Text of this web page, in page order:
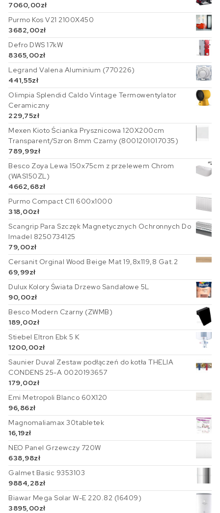
7060,00zł
Purmo Kos V21 2100X450
3682,00zł
Defro DWS 17kW
8365,00zł
Legrand Valena Aluminium (770226)
441,55zł
Olimpia Splendid Caldo Vintage Termowentylator
Ceramiczny
229,75zł
Mexen Kioto Ścianka Prysznicowa 120X200cm
Transparent/Szron 8mm Czarny (8001201017035)
789,99zł
Besco Zoya Lewa 150x75cm z przelewem Chrom
(WAS150ZL)
4662,68zł
Purmo Compact C11 600x1000
318,00zł
Scangrip Para Szczęk Magnetycznych Ochronnych Do
Imadel 8250734125
79,00zł
Cersanit Orginal Wood Beige Mat 19,8x119,8 Gat.2
69,99zł
Dulux Kolory Świata Drzewo Sandałowe 5L
90,00zł
Besco Modern Czarny (ZWMB)
189,00zł
Stiebel Eltron Ebk 5 K
1200,00zł
Saunier Duval Zestaw podłączeń do kotła THELIA
CONDENS 25-A 0020193657
179,00zł
Emi Metropoli Blanco 60X120
96,86zł
Magnomaliamax 30tabletek
16,19zł
NEO Panel Grzewczy 720W
638,98zł
Galmet Basic 9353103
9884,28zł
Biawar Mega Solar W-E 220.82 (16409)
3895,00zł